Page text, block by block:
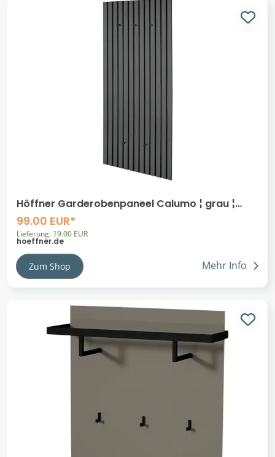
Höffner Garderobenpaneel Calumo ¦ grau ¦
Holzwerkstoff,Filz ¦ Maße (cm): B: 50 H: 125
99.00 EUR*
Lieferung: 19.00 EUR
hoeffner.de
Zum Shop Mehr Info